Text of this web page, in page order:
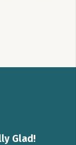
Glad!